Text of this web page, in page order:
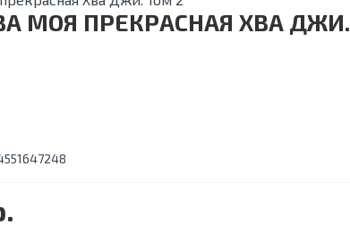
7
1
КИНОТЕАТР
МОЯ ПРЕКРАСНАЯ ХВА ДЖИ.